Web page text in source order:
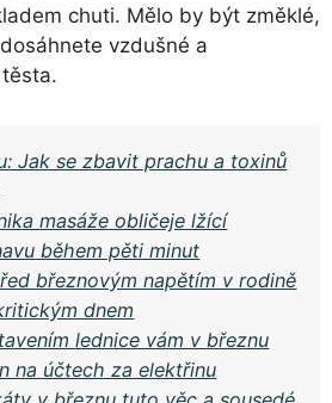
chuti. Mělo by být změklé,
vzdušné a
Jak se zbavit prachu a toxinů
masáže obličeje lžící
během pěti minut
březnovým napětím v rodině
dnem
lednice vám v březnu
na účtech za elektřinu